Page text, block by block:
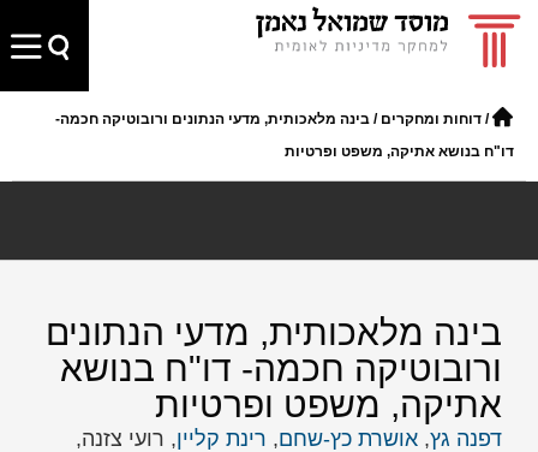
/ דוחות ומחקרים / בינה מלאכותית, מדעי הנתונים ורובוטיקה חכמה-
דו"ח בנושא אתיקה, משפט ופרטיות
בינה מלאכותית, מדעי הנתונים
ורובוטיקה חכמה- דו"ח בנושא
אתיקה, משפט ופרטיות
דפנה גץ, אושרת כץ-שחם, רינת קליין, רועי צזנה,